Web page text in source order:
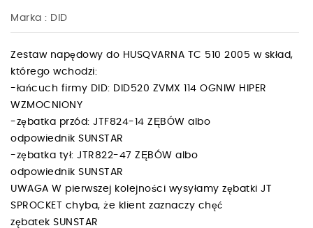
Marka : DID
Zestaw napędowy do HUSQVARNA TC 510 2005 w skład,
którego wchodzi:
-łańcuch firmy DID: DID520 ZVMX 114 OGNIW HIPER
WZMOCNIONY
-zębatka przód: JTF824-14 ZĘBÓW albo
odpowiednik SUNSTAR
-zębatka tył: JTR822-47 ZĘBÓW albo
odpowiednik SUNSTAR
UWAGA W pierwszej kolejności wysyłamy zębatki JT
SPROCKET chyba, że klient zaznaczy chęć
zębatek SUNSTAR